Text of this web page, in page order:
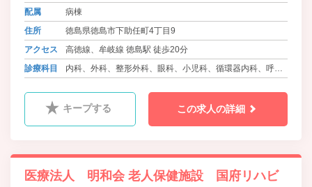
配属
病棟
住所
徳島県徳島市下助任町4丁目9
アクセス
高徳線、牟岐線 徳島駅 徒歩20分
診療科目
内科、外科、整形外科、眼科、小児科、循環器内科、呼吸
肛門科、麻酔科、リウマチ科、ﾘﾊﾋﾞﾘﾃｰｼｮﾝ科、放射線科、
キープする この求人の詳細
医療法人 明和会 老人保健施設 国府リハビ